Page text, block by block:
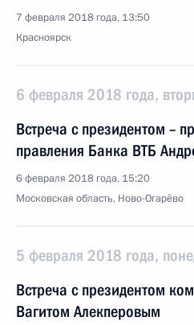
7 февраля 2018 года, 13:50
Красноярск
6 февраля 2018 года,
Встреча с президентом –
правления Банка ВТБ
6 февраля 2018 года, 15:20
Московская область, Ново-Огарёво
5 февраля 2018 года,
Встреча с президентом
Вагитом Алекперовым